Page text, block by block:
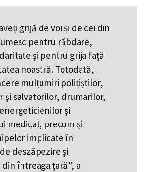
grijă de voi și de cei din
pentru răbdare,
și pentru grija față
noastră. Totodată,
mulțumiri polițiștilor,
și salvatorilor, drumarilor,
și
medical, precum și
implicate în
deszăpezire și
întreaga țară”, a